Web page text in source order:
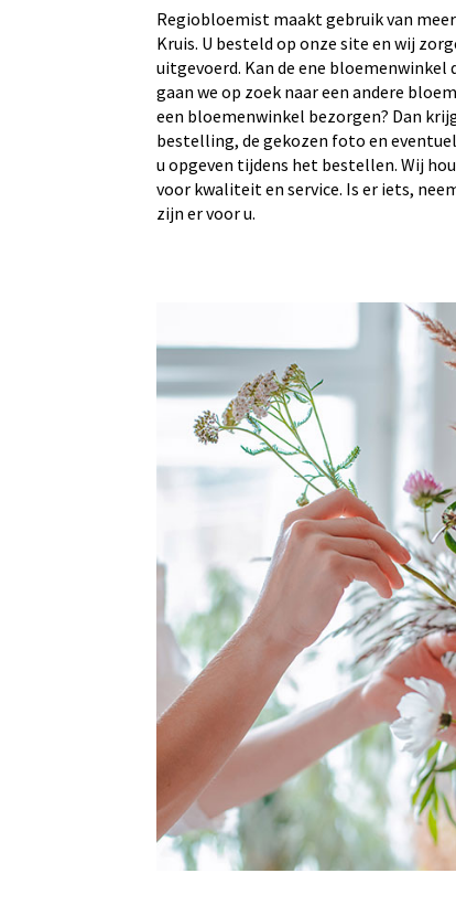
Regiobloemist maakt gebruik van
Kruis. U besteld op onze site en wij
uitgevoerd. Kan de ene bloemenwinkel
gaan we op zoek naar een andere
een bloemenwinkel bezorgen? Dan
bestelling, de gekozen foto en
u opgeven tijdens het bestellen. Wij
voor kwaliteit en service. Is er iets,
zijn er voor u.